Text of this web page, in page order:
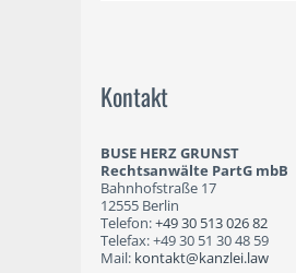
Kontakt
BUSE HERZ GRUNST
Rechtsanwälte PartG mbB
Bahnhofstraße 17
12555 Berlin
Telefon:+49 30 513 026 82
Telefax: +49 30 51 30 48 59
Mail: kontakt@kanzlei.law